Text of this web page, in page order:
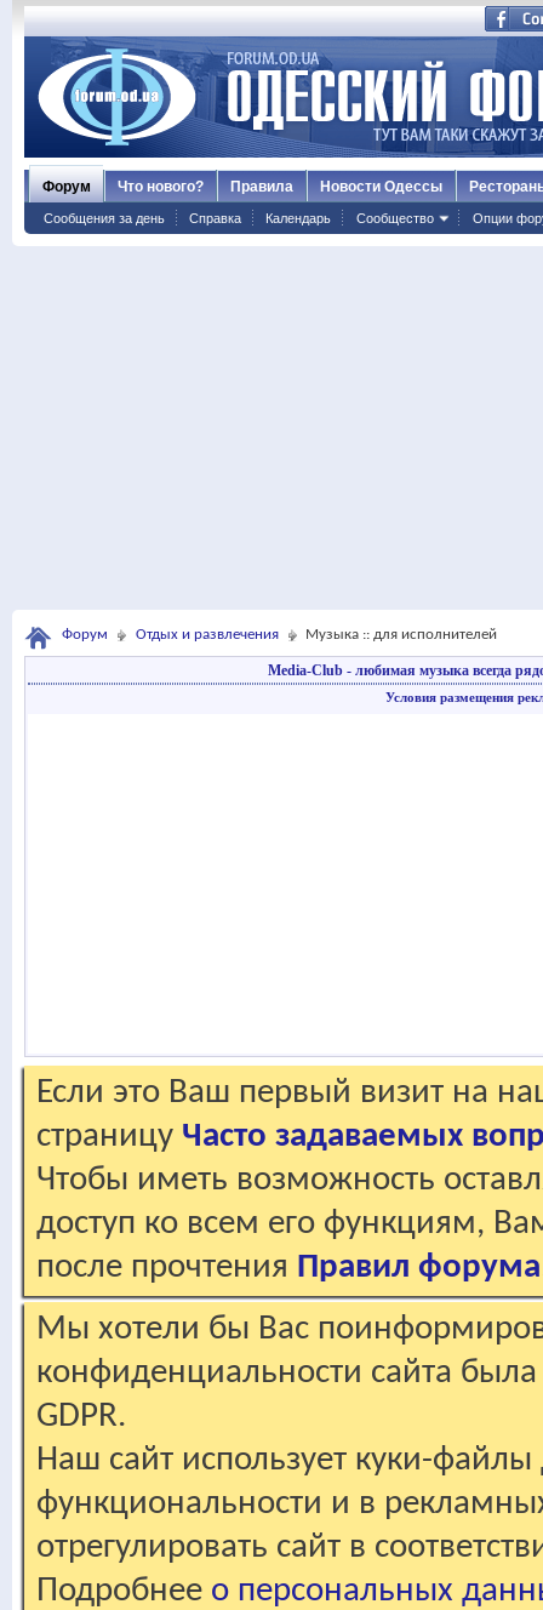
Форум
Сообщения за день Справка Календарь Сообщество Опции
Что нового? Правила Новости Одессы
Форум Отдых и развлечения Музыка :: для исполнителей
Media-Club - любимая музыка всегда
Условия размещения
Если это Ваш первый визит на
страницу Часто задаваемых
Чтобы иметь возможность
доступ ко всем его функциям,
после прочтения Правил форума
Мы хотели бы Вас
конфиденциальности сайта
GDPR.
Наш сайт использует куки-файлы
функциональности и в
отрегулировать сайт в
Подробнее о персональных